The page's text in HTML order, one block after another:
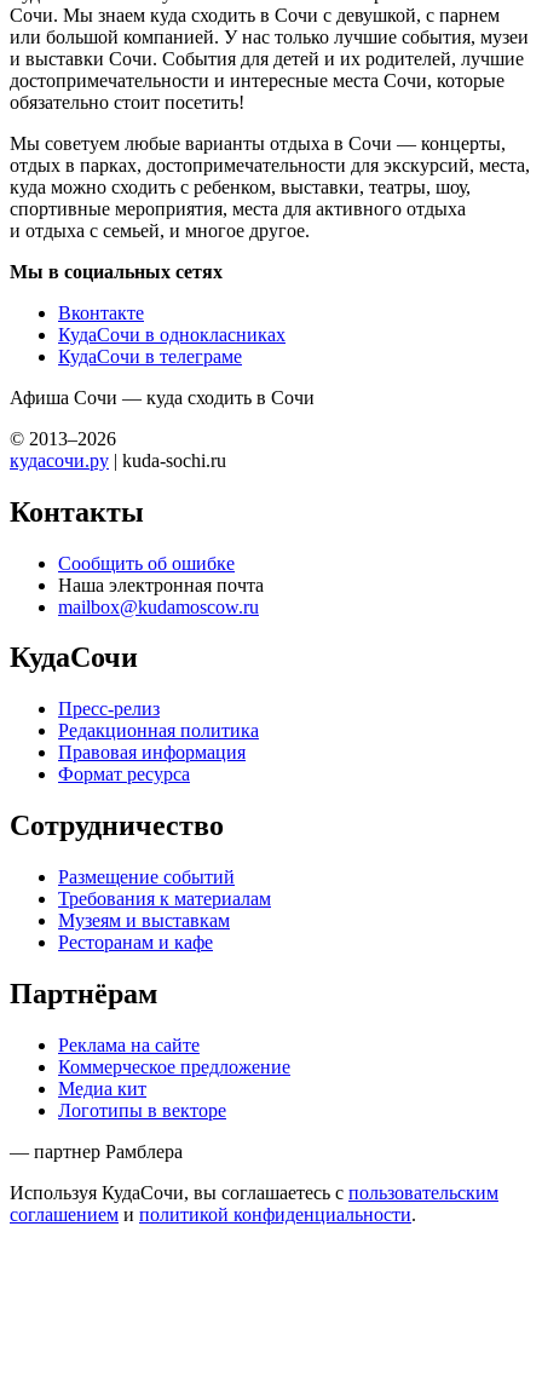
Сочи. Мы знаем куда сходить в Сочи с девушкой, с парнем
или большой компанией. У нас только лучшие события, музеи
и выставки Сочи. События для детей и их родителей, лучшие
достопримечательности и интересные места Сочи, которые
обязательно стоит посетить!
Мы советуем любые варианты отдыха в Сочи — концерты,
отдых в парках, достопримечательности для экскурсий, места,
куда можно сходить с ребенком, выставки, театры, шоу,
спортивные мероприятия, места для активного отдыха
и отдыха с семьей, и многое другое.
Мы в социальных сетях
Вконтакте
КудаСочи в однокласниках
КудаСочи в телеграме
Афиша Сочи — куда сходить в Сочи
© 2013–2026
кудасочи.ру | kuda-sochi.ru
Контакты
Сообщить об ошибке
Наша электронная почта
mailbox@kudamoscow.ru
КудаСочи
Пресс-релиз
Редакционная политика
Правовая информация
Формат ресурса
Сотрудничество
Размещение событий
Требования к материалам
Музеям и выставкам
Ресторанам и кафе
Партнёрам
Реклама на сайте
Коммерческое предложение
Медиа кит
Логотипы в векторе
— партнер Рамблера
Используя КудаСочи, вы соглашаетесь с пользовательским
соглашением и политикой конфиденциальности.